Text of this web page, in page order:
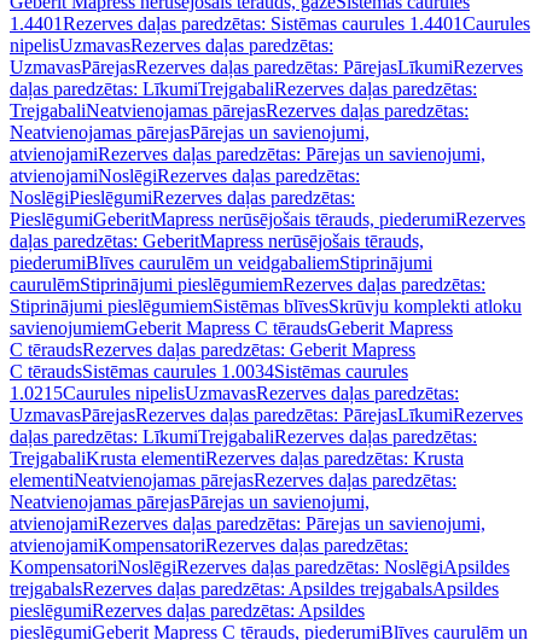
1.4401Rezerves daļas paredzētas: Sistēmas caurules 1.4401Caurules
nipelisUzmavasRezerves daļas paredzētas:
UzmavasPārejasRezerves daļas paredzētas: PārejasLīkumiRezerves
daļas paredzētas: LīkumiTrejgabaliRezerves daļas paredzētas:
TrejgabaliNeatvienojamas pārejasRezerves daļas paredzētas:
Neatvienojamas pārejasPārejas un savienojumi,
atvienojamiRezerves daļas paredzētas: Pārejas un savienojumi,
atvienojamiNoslēgiRezerves daļas paredzētas:
NoslēgiPieslēgumiRezerves daļas paredzētas:
PieslēgumiGeberitMapress nerūsējošais tērauds, piederumiRezerves
daļas paredzētas: GeberitMapress nerūsējošais tērauds,
piederumiBlīves caurulēm un veidgabaliemStiprinājumi
caurulēmStiprinājumi pieslēgumiemRezerves daļas paredzētas:
Stiprinājumi pieslēgumiemSistēmas blīvesSkrūvju komplekti atloku
savienojumiemGeberit Mapress C tēraudsGeberit Mapress
C tēraudsRezerves daļas paredzētas: Geberit Mapress
C tēraudsSistēmas caurules 1.0034Sistēmas caurules
1.0215Caurules nipelisUzmavasRezerves daļas paredzētas:
UzmavasPārejasRezerves daļas paredzētas: PārejasLīkumiRezerves
daļas paredzētas: LīkumiTrejgabaliRezerves daļas paredzētas:
TrejgabaliKrusta elementiRezerves daļas paredzētas: Krusta
elementiNeatvienojamas pārejasRezerves daļas paredzētas:
Neatvienojamas pārejasPārejas un savienojumi,
atvienojamiRezerves daļas paredzētas: Pārejas un savienojumi,
atvienojamiKompensatoriRezerves daļas paredzētas:
KompensatoriNoslēgiRezerves daļas paredzētas: NoslēgiApsildes
trejgabalsRezerves daļas paredzētas: Apsildes trejgabalsApsildes
pieslēgumiRezerves daļas paredzētas: Apsildes
pieslēgumiGeberit Mapress C tērauds, piederumiBlīves caurulēm un